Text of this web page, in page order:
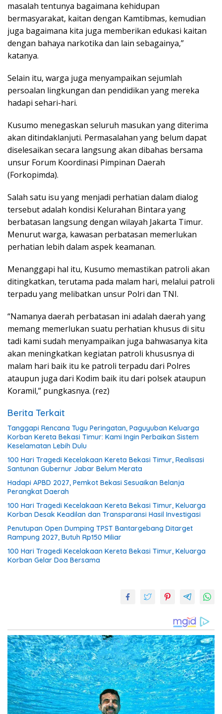
masalah tentunya bagaimana kehidupan
bermasyarakat, kaitan dengan Kamtibmas, kemudian
juga bagaimana kita juga memberikan edukasi kaitan
dengan bahaya narkotika dan lain sebagainya,”
katanya.
Selain itu, warga juga menyampaikan sejumlah
persoalan lingkungan dan pendidikan yang mereka
hadapi sehari-hari.
Kusumo menegaskan seluruh masukan yang diterima
akan ditindaklanjuti. Permasalahan yang belum dapat
diselesaikan secara langsung akan dibahas bersama
unsur Forum Koordinasi Pimpinan Daerah
(Forkopimda).
Salah satu isu yang menjadi perhatian dalam dialog
tersebut adalah kondisi Kelurahan Bintara yang
berbatasan langsung dengan wilayah Jakarta Timur.
Menurut warga, kawasan perbatasan memerlukan
perhatian lebih dalam aspek keamanan.
Menanggapi hal itu, Kusumo memastikan patroli akan
ditingkatkan, terutama pada malam hari, melalui patroli
terpadu yang melibatkan unsur Polri dan TNI.
“Namanya daerah perbatasan ini adalah daerah yang
memang memerlukan suatu perhatian khusus di situ
tadi kami sudah menyampaikan juga bahwasanya kita
akan meningkatkan kegiatan patroli khususnya di
malam hari baik itu ke patroli terpadu dari Polres
ataupun juga dari Kodim baik itu dari polsek ataupun
Koramil,” pungkasnya. (rez)
Berita Terkait
Tanggapi Rencana Tugu Peringatan, Paguyuban Keluarga
Korban Kereta Bekasi Timur: Kami Ingin Perbaikan Sistem
Keselamatan Lebih Dulu
100 Hari Tragedi Kecelakaan Kereta Bekasi Timur, Realisasi
Santunan Gubernur Jabar Belum Merata
Hadapi APBD 2027, Pemkot Bekasi Sesuaikan Belanja
Perangkat Daerah
100 Hari Tragedi Kecelakaan Kereta Bekasi Timur, Keluarga
Korban Desak Keadilan dan Transparansi Hasil Investigasi
Penutupan Open Dumping TPST Bantargebang Ditarget
Rampung 2027, Butuh Rp150 Miliar
100 Hari Tragedi Kecelakaan Kereta Bekasi Timur, Keluarga
Korban Gelar Doa Bersama